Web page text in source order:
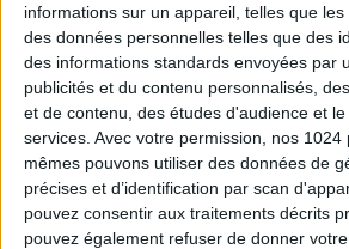
informations sur un appareil, telles que
des données personnelles telles que des
des informations standards envoyées par
publicités et du contenu personnalisés,
et de contenu, des études d'audience et
services. Avec votre permission, nos 1024
mêmes pouvons utiliser des données de
précises et d’identification par scan
pouvez consentir aux traitements décrits
pouvez également refuser de donner
À compter du 1 janvier 2023, un
Registre national des entreprises,
différents registres actuellement
notamment le registre national du
sociétés (RNCS), le répertoire
registre des actifs agricoles et le
agents commerciaux.